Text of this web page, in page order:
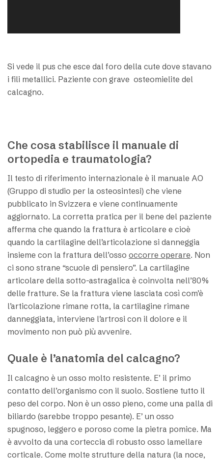
Si vede il pus che esce dal foro della cute dove stavano
i fili metallici. Paziente con grave osteomielite del
calcagno.
Che cosa stabilisce il manuale di
ortopedia e traumatologia?
Il testo di riferimento internazionale è il manuale AO
(Gruppo di studio per la osteosintesi) che viene
pubblicato in Svizzera e viene continuamente
aggiornato. La corretta pratica per il bene del paziente
afferma che quando la frattura è articolare e cioè
quando la cartilagine dell’articolazione si danneggia
insieme con la frattura dell’osso occorre operare. Non
ci sono strane “scuole di pensiero”. La cartilagine
articolare della sotto-astragalica è coinvolta nell’80%
delle fratture. Se la frattura viene lasciata così com’è
l’articolazione rimane rotta, la cartilagine rimane
danneggiata, interviene l’artrosi con il dolore e il
movimento non può più avvenire.
Quale è l’anatomia del calcagno?
Il calcagno è un osso molto resistente. E’ il primo
contatto dell’organismo con il suolo. Sostiene tutto il
peso del corpo. Non è un osso pieno, come una palla di
biliardo (sarebbe troppo pesante). E’ un osso
spugnoso, leggero e poroso come la pietra pomice. Ma
è avvolto da una corteccia di robusto osso lamellare
corticale. Come molte strutture della natura (la noce,